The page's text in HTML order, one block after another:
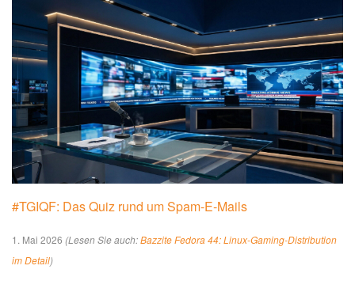
#TGIQF: Das Quiz rund um Spam-E-Mails
1. Mai 2026 (Lesen Sie auch:Bazzite Fedora 44: Linux-Gaming-Distribution
im Detail)